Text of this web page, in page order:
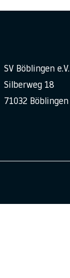
SV Böblingen e.V.
Silberweg 18
71032 Böblingen